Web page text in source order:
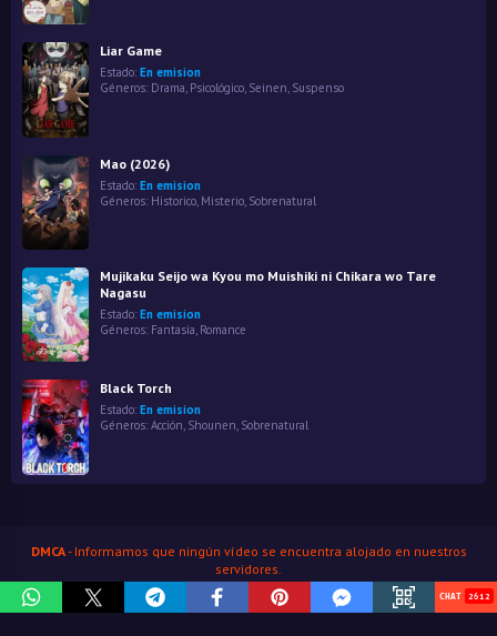
Liar Game
Estado: En emision
Géneros: Drama, Psicológico, Seinen, Suspenso
Mao (2026)
Estado: En emision
Géneros: Historico Misterio Sobrenatural
Mujikaku Seijo wa Kyou mo Muishiki ni Chikara wo Tare
Nagasu
Estado: En emision
Géneros: Fantasía, Romance
Black Torch
Estado: En emision
Géneros: Acción, Shounen, Sobrenatural
DMCA- Informamos que ningún vídeo se encuentra alojado en nuestros
servidores.
HenaoJara© Copyright 2026
2612